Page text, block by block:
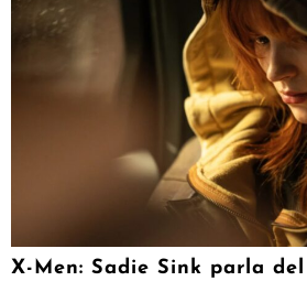
X-Men: Sadie Sink parla